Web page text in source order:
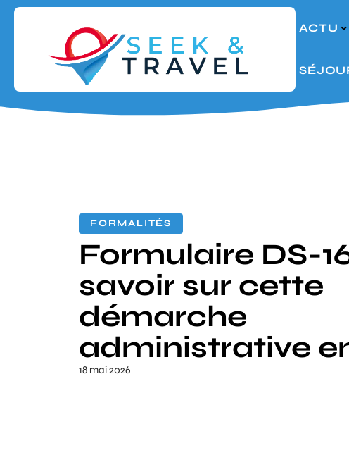
ACTU
FORMALITÉS
Formulaire DS-
savoir sur cette
démarche
administrative
18 mai 2026